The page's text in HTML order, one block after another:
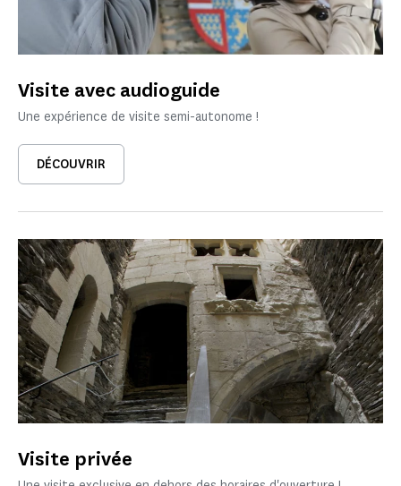
Visite avec audioguide
Une expérience de visite semi-autonome !
DÉCOUVRIR
Visite privée